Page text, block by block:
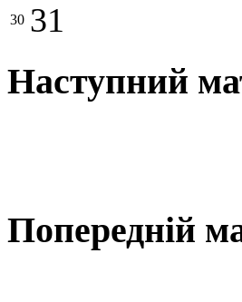
30 31
Наступний
Попередній